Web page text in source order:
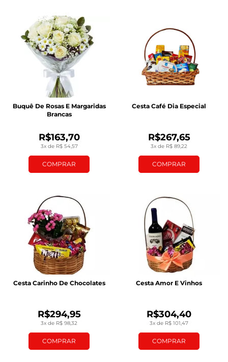
COMPRAR
3x de R$ 54,57
R$163,70
Buquê De Rosas E Margaridas
Brancas
COMPRAR
3x de R$ 89,22
R$267,65
Cesta Café Dia Especial
COMPRAR
3x de R$ 98,32
R$294,95
Cesta Carinho De Chocolates
COMPRAR
3x de R$ 101,47
R$304,40
Cesta Amor E Vinhos